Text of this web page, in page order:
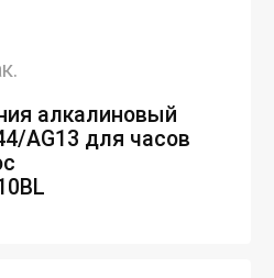
алкалиновый
AG13 для часов